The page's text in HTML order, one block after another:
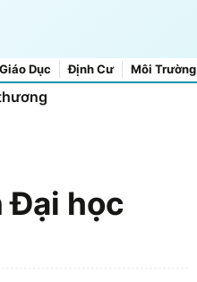
Giáo Dục Định Cư Môi Trường
Đại học